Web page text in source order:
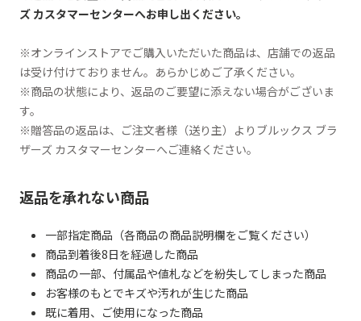
ズ カスタマーセンターへお申し出ください。
※オンラインストアでご購入いただいた商品は、店舗での返品
は受け付けておりません。あらかじめご了承ください。
※商品の状態により、返品のご要望に添えない場合がございま
す。
※贈答品の返品は、ご注文者様（送り主）よりブルックス ブラ
ザーズ カスタマーセンターへご連絡ください。
返品を承れない商品
一部指定商品（各商品の商品説明欄をご覧ください）
商品到着後8日を経過した商品
商品の一部、付属品や値札などを紛失してしまった商品
お客様のもとでキズや汚れが生じた商品
既に着用、ご使用になった商品